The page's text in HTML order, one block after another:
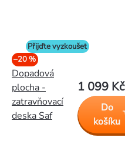
Přijďte vyzkoušet
–20 %
Dopadová
plocha -
zatravňovací
deska Saf
1 099 Kč
Do
košíku